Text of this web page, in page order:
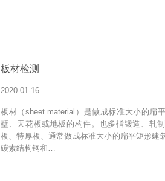
板材检测
2020-01-16
板材（sheet material）是做成标准大小的扁
壁、天花板或地板的构件。也多指锻造、轧
板、特厚板、通常做成标准大小的扁平矩形建
碳素结构钢和…